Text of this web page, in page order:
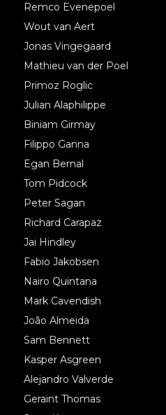
Remco Evenepoel
Wout van Aert
Jonas Vingegaard
Mathieu van der Poel
Primoz Roglic
Julian Alaphilippe
Biniam Girmay
Filippo Ganna
Egan Bernal
Tom Pidcock
Peter Sagan
Richard Carapaz
Jai Hindley
Fabio Jakobsen
Nairo Quintana
Mark Cavendish
João Almeida
Sam Bennett
Kasper Asgreen
Alejandro Valverde
Geraint Thomas